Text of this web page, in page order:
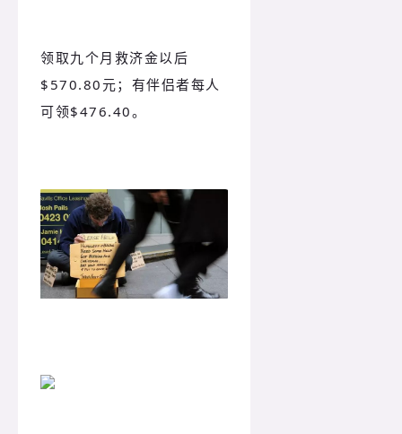
领取九个月救济金以后
$570.80元；有伴侣者每人
可领$476.40。